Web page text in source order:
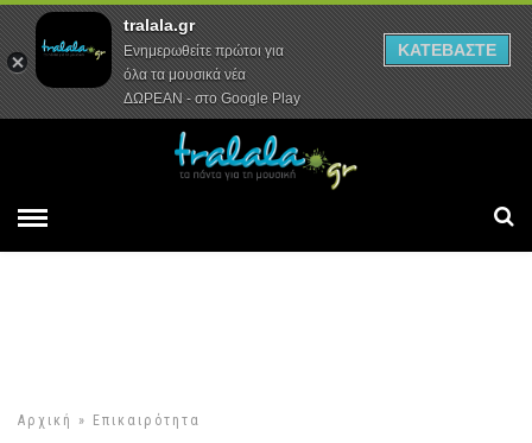
Αρχική Συνεντεύξεις Ρεπορτάζ
Αρχική » Επικαιρότητα
tralala.gr
Ενημερωθείτε πρώτοι για
όλα τα μουσικά νέα
ΔΩΡΕΑΝ - στο Google Play
ΚΑΤΕΒΑΣΤΕ